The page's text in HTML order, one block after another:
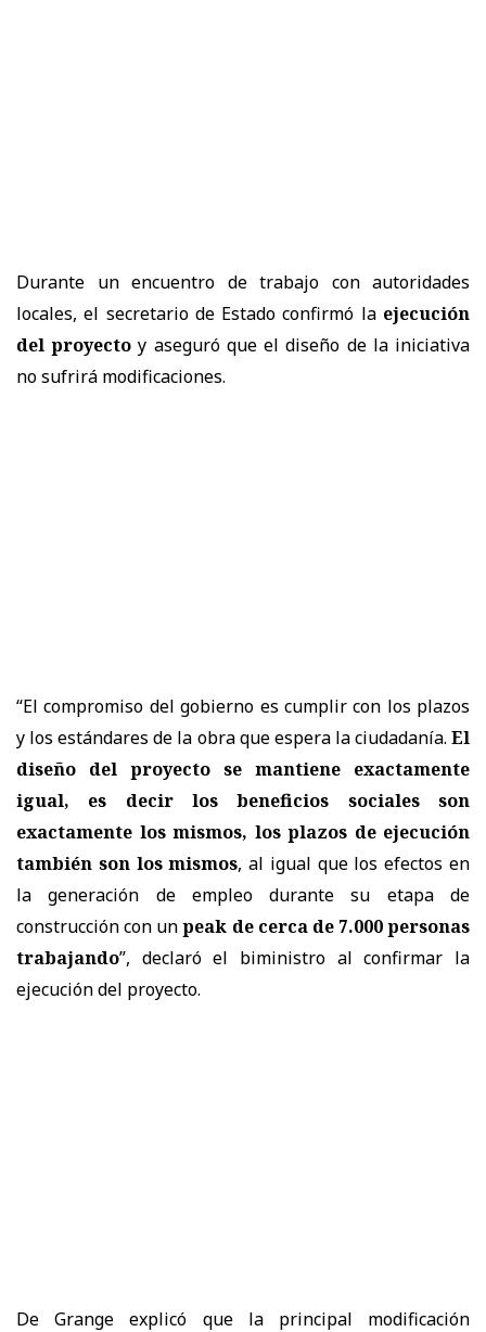
Durante un encuentro de trabajo con autoridades
locales, el secretario de Estado confirmó la ejecución
del proyecto y aseguró que el diseño de la iniciativa
no sufrirá modificaciones.
“El compromiso del gobierno es cumplir con los plazos
y los estándares de la obra que espera la ciudadanía. El
diseño del proyecto se mantiene exactamente
igual, es decir los beneficios sociales son
exactamente los mismos, los plazos de ejecución
también son los mismos, al igual que los efectos en
la generación de empleo durante su etapa de
construcción con unpeak de cerca de 7.000 personas
trabajando”, declaró el biministro al confirmar la
ejecución del proyecto.
De Grange explicó que la principal modificación